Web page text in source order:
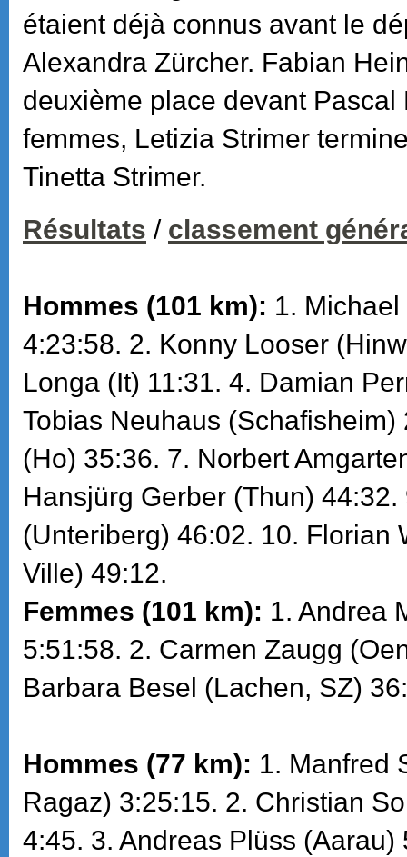
étaient déjà connus avant le
Alexandra Zürcher. Fabian
deuxième place devant Pascal
femmes, Letizia Strimer
Tinetta Strimer.
Résultats / classement
Hommes (101 km): 1.
4:23:58. 2. Konny Looser
Longa (It) 11:31. 4. Damian
Tobias Neuhaus
(Ho) 35:36. 7. Norbert
Hansjürg Gerber (Thun)
(Unteriberg) 46:02. 10. Florian
Ville) 49:12.
Femmes (101 km): 1. Andrea
5:51:58. 2. Carmen Zaugg
Barbara Besel (Lachen, SZ)
Hommes (77 km): 1. Manfred
Ragaz) 3:25:15. 2. Christian
4:45. 3. Andreas Plüss